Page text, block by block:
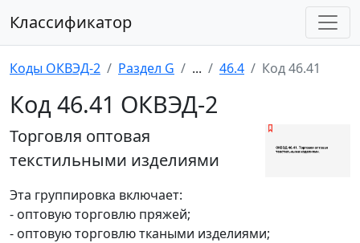
Классификатор
Коды ОКВЭД-2 Раздел G ... 46.4 Код 46.41
Код 46.41 ОКВЭД-2
Торговля оптовая
текстильными изделиями
Эта группировка включает:
- оптовую торговлю пряжей;
- оптовую торговлю ткаными изделиями;